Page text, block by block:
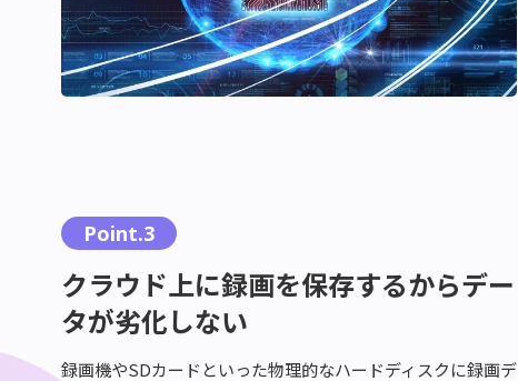
Point.3
クラウド上に録画を保存するからデー
タが劣化しない
録画機やSDカードといった物理的なハードディスクに録画デ